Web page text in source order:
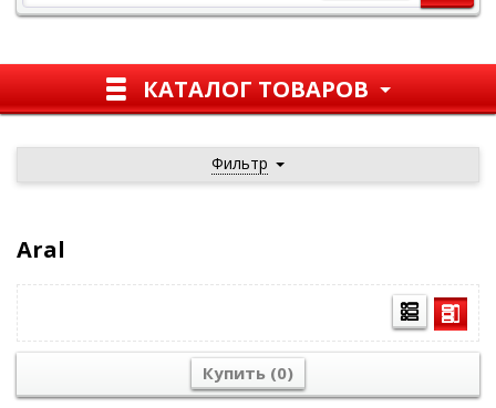
КАТАЛОГ ТОВАРОВ
Фильтр
Aral
Купить (0)